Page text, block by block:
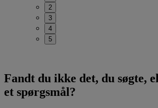
2
3
4
5
Fandt du ikke det, du søgte,
et spørgsmål?